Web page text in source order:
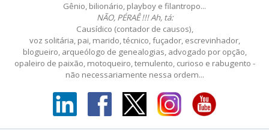
Gênio, bilionário, playboy e filantropo...
NÃO, PÉRAÊ !!! Ah, tá:
Causídico (contador de causos),
voz solitária, pai, marido, técnico, fuçador, escrevinhador,
blogueiro, arqueólogo de genealogias, advogado por opção,
opaleiro de paixão, motoqueiro, temulento, curioso e rabugento -
não necessariamente nessa ordem...